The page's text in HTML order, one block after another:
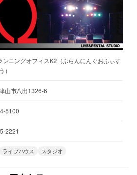
ンニングオフィスK2（ぷらんにんぐおふぃす
）
山市八出1326-6
5100
2221
ライブハウス スタジオ